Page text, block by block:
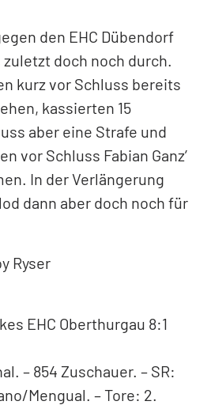
den EHC Dübendorf
doch noch durch.
kurz vor Schluss bereits
kassierten 15
aber eine Strafe und
vor Schluss Fabian Ganz’
In der Verlängerung
dann aber doch noch für
Ryser
EHC Oberthurgau 8:1
– 854 Zuschauer. – SR:
Mengual. – Tore: 2.